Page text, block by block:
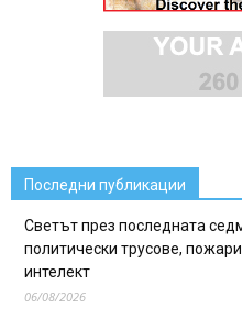
Последни публикации
Светът през последната
политически трусове,
интелект
06/08/2026